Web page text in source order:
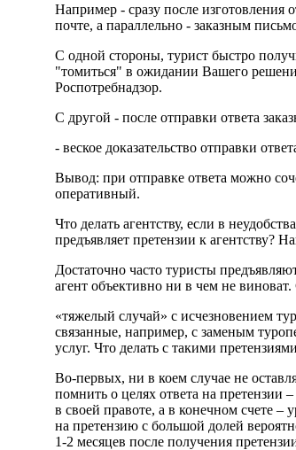
Например - сразу после изготовления
почте, а параллельно - заказным
С одной стороны, турист быстро
"томиться" в ожидании Вашего
Роспотребнадзор.
С другой - после отправки ответа
- веское доказательство отправки
Вывод: при отправке ответа можно
оперативный.
Что делать агентству, если в
предъявляет претензии к агентству?
Достаточно часто туристы
агент объективно ни в чем не
«тяжелый случай» с исчезновением
связанные, например, с заменым
услуг. Что делать с такими
Во-первых, ни в коем случае не
помнить о целях ответа на претензии
в своей правоте, а в конечном счете –
на претензию с большой долей
1-2 месяцев после получения